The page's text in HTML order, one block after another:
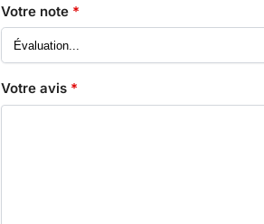
Votre note *
Votre avis *